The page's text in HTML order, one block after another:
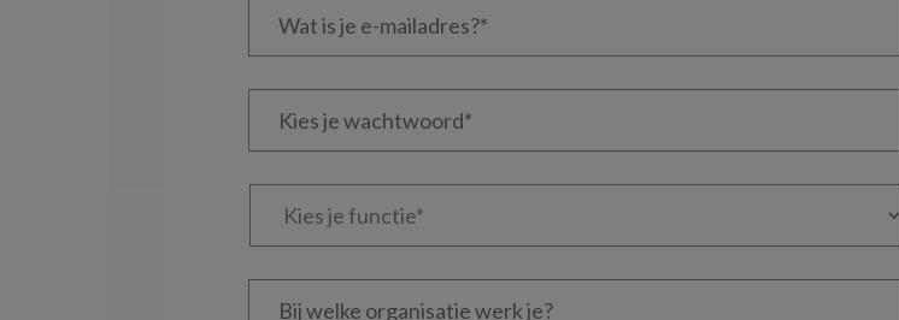
Kies
Kies
Bij
welke